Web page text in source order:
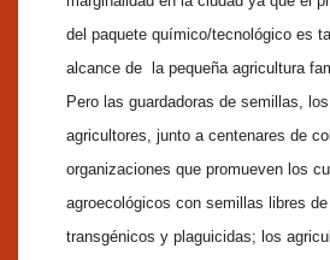
del paquete químico/tecnológico es
alcance de la pequeña agricultura
Pero las guardadoras de semillas,
agricultores, junto a centenares de
organizaciones que promueven los
agroecológicos con semillas libres
transgénicos y plaguicidas; los